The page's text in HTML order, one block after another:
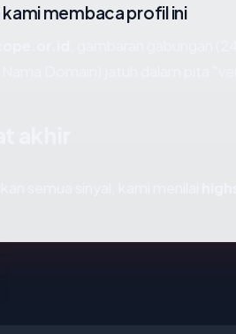
membaca profil ini